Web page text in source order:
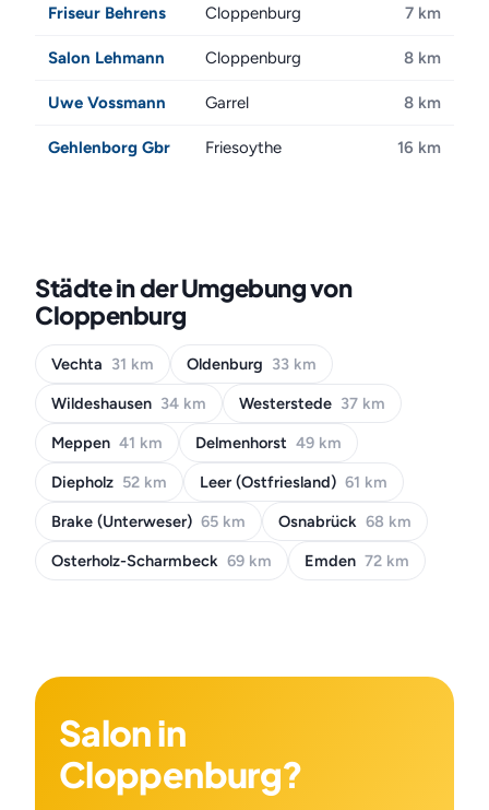
Friseur Behrens Cloppenburg 7 km
Salon Lehmann Cloppenburg 8 km
Uwe Vossmann Garrel 8 km
Gehlenborg Gbr Friesoythe 16 km
Städte in der Umgebung von
Cloppenburg
Vechta 31 km Oldenburg 33 km
Wildeshausen 34 km Westerstede 37 km
Meppen 41 km Delmenhorst 49 km
Diepholz 52 km Leer (Ostfriesland) 61 km
Brake (Unterweser) 65 km Osnabrück 68 km
Osterholz-Scharmbeck 69 km Emden 72 km
Salon in
Cloppenburg?